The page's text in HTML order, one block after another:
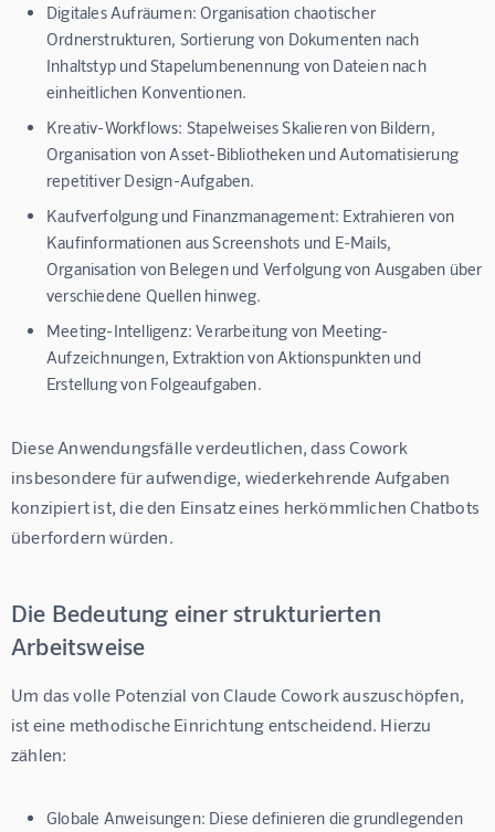
Digitales Aufräumen: Organisation chaotischer
Ordnerstrukturen, Sortierung von Dokumenten nach
Inhaltstyp und Stapelumbenennung von Dateien nach
einheitlichen Konventionen.
Kreativ-Workflows: Stapelweises Skalieren von Bildern,
Organisation von Asset-Bibliotheken und Automatisierung
repetitiver Design-Aufgaben.
Kaufverfolgung und Finanzmanagement: Extrahieren von
Kaufinformationen aus Screenshots und E-Mails,
Organisation von Belegen und Verfolgung von Ausgaben über
verschiedene Quellen hinweg.
Meeting-Intelligenz: Verarbeitung von Meeting-
Aufzeichnungen, Extraktion von Aktionspunkten und
Erstellung von Folgeaufgaben.
Diese Anwendungsfälle verdeutlichen, dass Cowork
insbesondere für aufwendige, wiederkehrende Aufgaben
konzipiert ist, die den Einsatz eines herkömmlichen Chatbots
überfordern würden.
Die Bedeutung einer strukturierten
Arbeitsweise
Um das volle Potenzial von Claude Cowork auszuschöpfen,
ist eine methodische Einrichtung entscheidend. Hierzu
zählen:
Globale Anweisungen: Diese definieren die grundlegenden